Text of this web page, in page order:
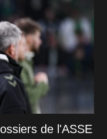
de l'ASSE